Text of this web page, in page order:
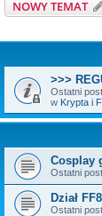
NOWY TEMAT
>>>
Ostatni
w Krypta i
Cosplay
Ostatni
Dział
Ostatni